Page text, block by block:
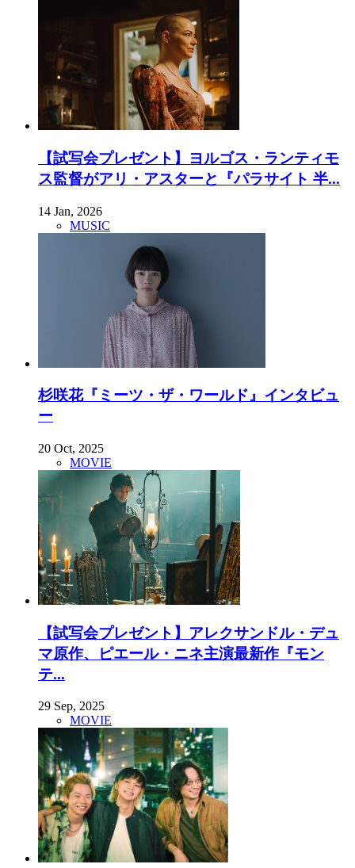
【試写会プレゼント】ヨルゴス・ランティモ
ス監督がアリ・アスターと『パラサイト 半...
14 Jan, 2026
MUSIC
杉咲花『ミーツ・ザ・ワールド』インタビュ
ー
20 Oct, 2025
MOVIE
【試写会プレゼント】アレクサンドル・デュ
マ原作、ピエール・ニネ主演最新作『モン
テ...
29 Sep, 2025
MOVIE